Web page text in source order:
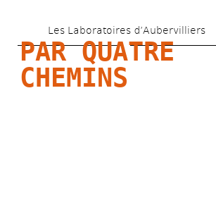
au
contenu
principal
Les Laboratoires d’Aubervilliers
PAR QUATRE
CHEMINS